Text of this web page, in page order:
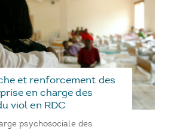
et renforcement des
en charge des
viol en RDC
psychosociale des